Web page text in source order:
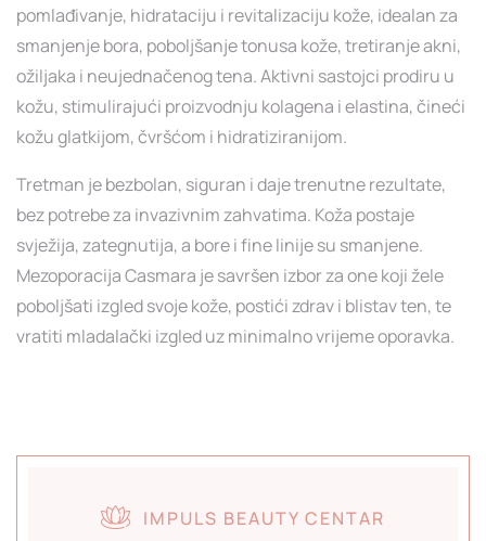
pomlađivanje, hidrataciju i revitalizaciju kože, idealan za
smanjenje bora, poboljšanje tonusa kože, tretiranje akni,
ožiljaka i neujednačenog tena. Aktivni sastojci prodiru u
kožu, stimulirajući proizvodnju kolagena i elastina, čineći
kožu glatkijom, čvršćom i hidratiziranijom.
Tretman je bezbolan, siguran i daje trenutne rezultate,
bez potrebe za invazivnim zahvatima. Koža postaje
svježija, zategnutija, a bore i fine linije su smanjene.
Mezoporacija Casmara je savršen izbor za one koji žele
poboljšati izgled svoje kože, postići zdrav i blistav ten, te
vratiti mladalački izgled uz minimalno vrijeme oporavka.
IMPULS BEAUTY CENTAR